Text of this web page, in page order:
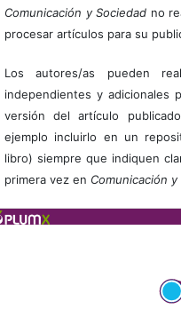
Comunicación y Sociedad no
procesar artículos para su
Los autores/as pueden
independientes y adicionales
versión del artículo
ejemplo incluirlo en un
libro) siempre que indiquen
primera vez en Comunicación y